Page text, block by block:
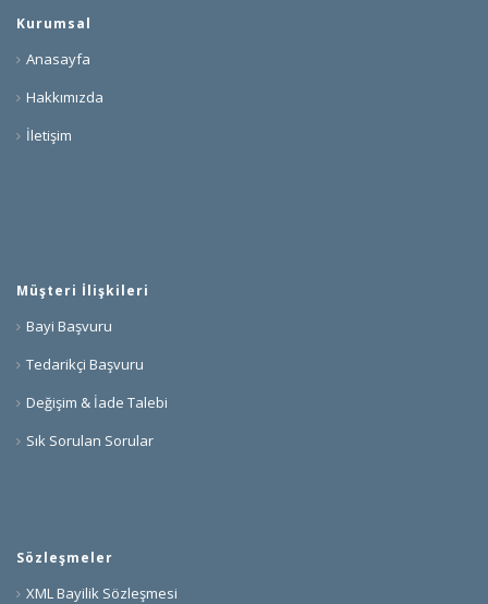
Kurumsal
Anasayfa
Hakkımızda
İletişim
Müşteri İlişkileri
Bayi Başvuru
Tedarikçi Başvuru
Değişim & İade Talebi
Sık Sorulan Sorular
Sözleşmeler
XML Bayilik Sözleşmesi